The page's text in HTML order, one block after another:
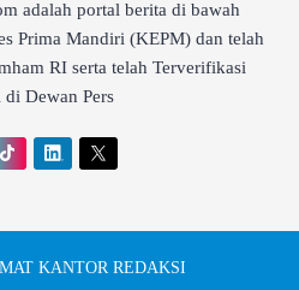
adalah portal berita di bawah
Prima Mandiri (KEPM) dan telah
RI serta telah Terverifikasi
di Dewan Pers
KANTOR REDAKSI